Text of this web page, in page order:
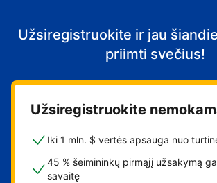
Užsiregistruokite ir jau
priimti svečius!
Užsiregistruokite
Iki 1 mln. $ vertės apsauga nuo
45 % šeimininkų pirmąjį užsakymą
savaitę